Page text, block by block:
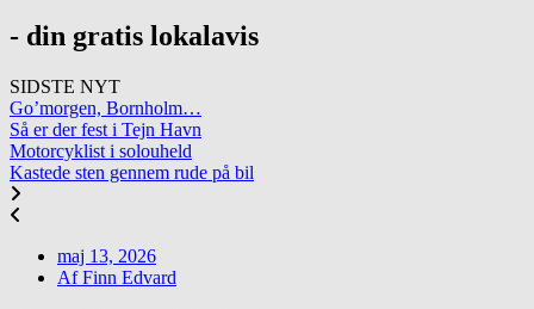
- din gratis lokalavis
SIDSTE NYT
Go’morgen, Bornholm…
Så er der fest i Tejn Havn
Motorcyklist i solouheld
Kastede sten gennem rude på bil
maj 13, 2026
AfFinn Edvard